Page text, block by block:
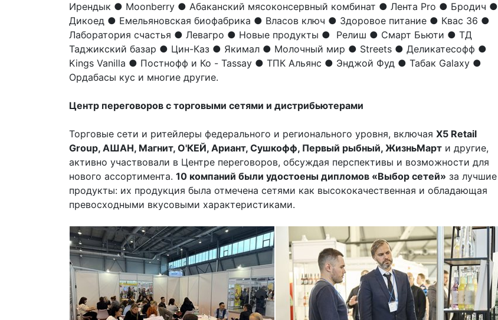
Ирендык ● Moonberry ● Абаканский мясоконсервный комбинат ● Лента Pro ● Бродич ●
Дикоед ● Емельяновская биофабрика ● Власов ключ ● Здоровое питание ● Квас 36 ●
Лаборатория счастья ● Левагро ● Новые продукты ● Релиш ● Смарт Бьюти ● ТД
Таджикский базар ● Цин-Каз ● Якимал ● Молочный мир ● Streets ● Деликатесофф ●
Kings Vanilla ● Постнофф и Ко - Tassay ● ТПК Альянс ● Энджой Фуд ● Табак Galaxy ●
Ордабасы кус и многие другие.
Центр переговоров с торговыми сетями и дистрибьютерами
Торговые сети и ритейлеры федерального и регионального уровня, включая X5 Retail
Group, АШАН, Магнит, O'КЕЙ, Ариант, Сушкофф, Первый рыбный, ЖизньМарт и другие,
активно участвовали в Центре переговоров, обсуждая перспективы и возможности для
нового ассортимента. 10 компаний были удостоены дипломов «Выбор сетей» за лучшие
продукты: их продукция была отмечена сетями как высококачественная и обладающая
превосходными вкусовыми характеристиками.